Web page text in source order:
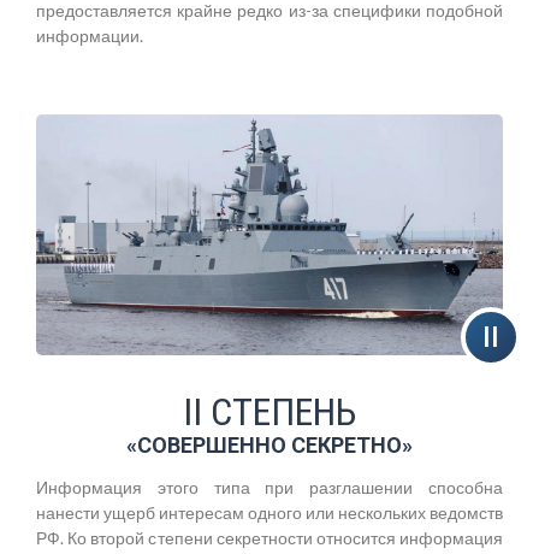
предоставляется крайне редко из-за специфики подобной
информации.
II СТЕПЕНЬ
«СОВЕРШЕННО СЕКРЕТНО»
Информация этого типа при разглашении способна
нанести ущерб интересам одного или нескольких ведомств
РФ. Ко второй степени секретности относится информация